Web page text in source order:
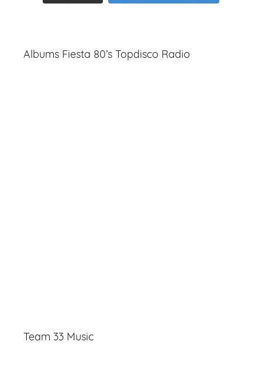
Albums Fiesta 80’s Topdisco Radio
Team 33 Music